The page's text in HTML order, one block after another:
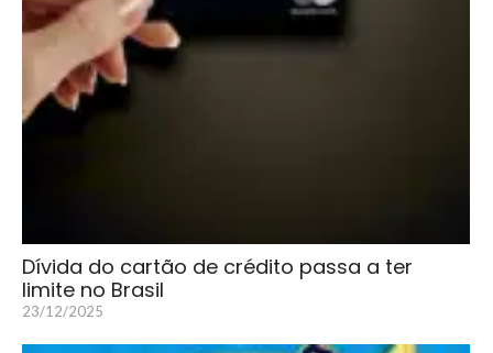
Dívida do cartão de crédito passa a ter
limite no Brasil
23/12/2025